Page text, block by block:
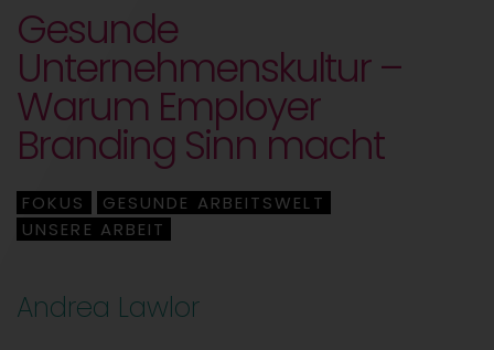
Gesunde
Unternehmenskultur –
Warum Employer
Branding Sinn macht
FOKUS GESUNDE ARBEITSWELT
UNSERE ARBEIT
Andrea Lawlor